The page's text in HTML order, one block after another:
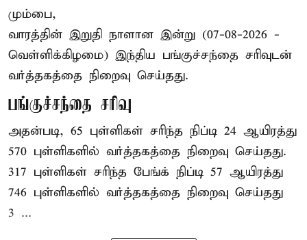
மும்பை,
வாரத்தின் இறுதி நாளான இன்று (07-08-2026 -
வெள்ளிக்கிழமை) இந்திய பங்குச்சந்தை சரிவுடன்
வர்த்தகத்தை நிறைவு செய்தது.
பங்குச்சந்தை சரிவு
அதன்படி, 65 புள்ளிகள் சரிந்த நிப்டி 24 ஆயிரத்து
570 புள்ளிகளில் வர்த்தகத்தை நிறைவு செய்தது.
317 புள்ளிகள் சரிந்த பேங்க் நிப்டி 57 ஆயிரத்து
746 புள்ளிகளில் வர்த்தகத்தை நிறைவு செய்தது
3 ...